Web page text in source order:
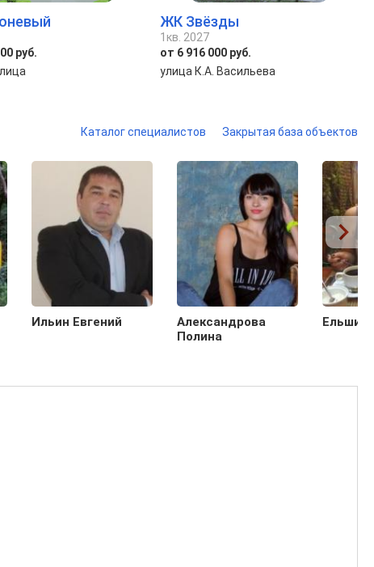
руб.
ЖК Звёзды
1кв. 2027
от 6 916 000 руб.
улица К.А. Васильева
Каталог специалистов Закрытая база объектов
Ильин Евгений
Александрова
Полина